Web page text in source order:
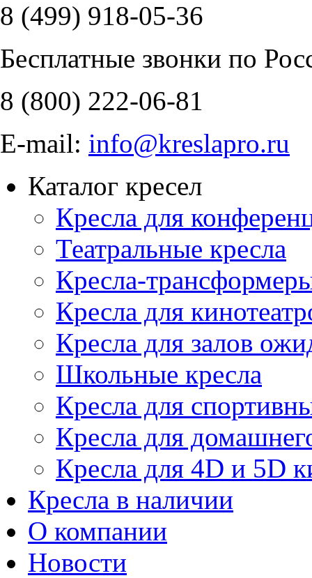
8 (499) 918-05-36
Бесплатные звонки по
8 (800) 222-06-81
E-mail: info@kreslapro.ru
Каталог кресел
Кресла для
Театральные кресла
Кресла-
Кресла для
Кресла для залов
Школьные кресла
Кресла для
Кресла для
Кресла для 4D и 5D
Кресла в наличии
О компании
Новости